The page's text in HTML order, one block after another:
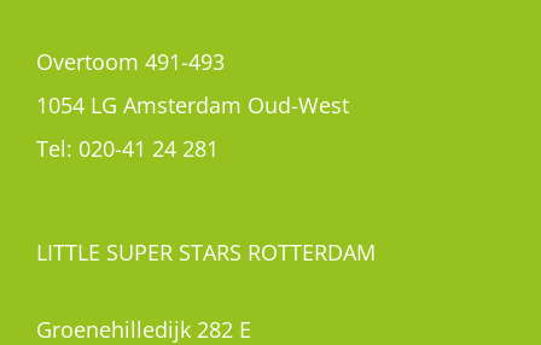
Overtoom 491-493
1054 LG Amsterdam Oud-West
Tel: 020-41 24 281
LITTLE SUPER STARS ROTTERDAM
Groenehilledijk 282 E